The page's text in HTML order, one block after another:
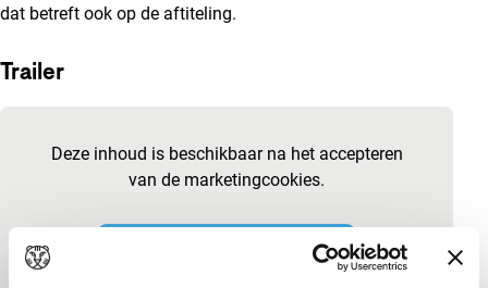
dat betreft ook op de aftiteling.
Trailer
Deze inhoud is beschikbaar na het accepteren
van de marketingcookies.
Cookie-instellingen wijzigen